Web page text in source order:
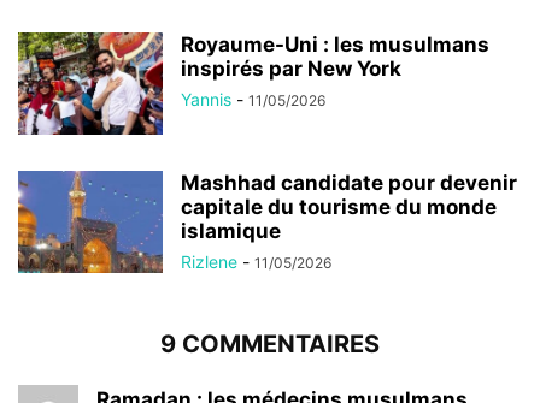
Royaume-Uni : les musulmans
inspirés par New York
Yannis - 11/05/2026
Mashhad candidate pour devenir
capitale du tourisme du monde
islamique
Rizlene - 11/05/2026
9 COMMENTAIRES